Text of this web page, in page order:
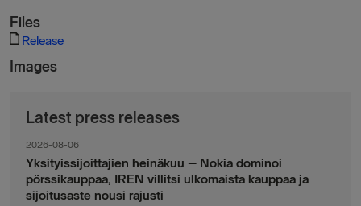
Files
Release
Images
Latest press releases
2026-08-06
Yksityissijoittajien heinäkuu – Nokia dominoi
pörssikauppaa, IREN villitsi ulkomaista kauppaa ja
sijoitusaste nousi rajusti